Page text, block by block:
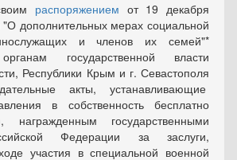
распоряжением от 19 декабря
дополнительных мерах социальной
и членов их семей"*
государственной власти
Республики Крым и г. Севастополя
акты, устанавливающие
в собственность бесплатно
награжденным государственными
Федерации за заслуги,
участия в специальной военной